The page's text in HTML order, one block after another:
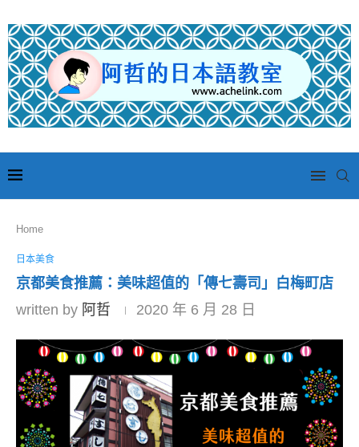
Home
日本美食
京都美食推薦：美味超值的「傳七壽司」白梅町店
written by 阿哲 2020 年 6 月 28 日